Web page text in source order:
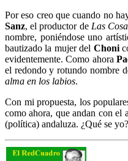
Por eso creo que cuando no
Sanz, el productor de Las
nombre, poniéndose uno
bautizado la mujer del Choni
evidentemente. Como ahora
el redondo y rotundo nombre
alma en los labios.
Con mi propuesta, los
como ahora, que andan con el
(política) andaluza. ¿Qué se